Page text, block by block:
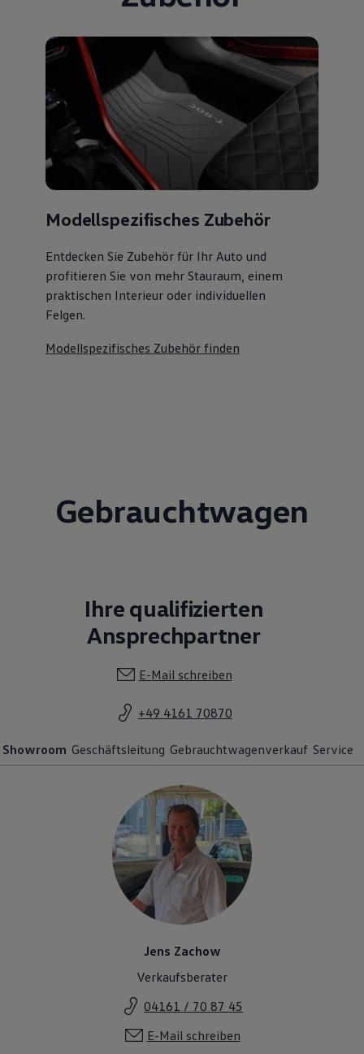
Modellspezifisches Zubehör
Entdecken Sie Zubehör für Ihr Auto und
profitieren Sie von mehr Stauraum, einem
praktischen Interieur oder individuellen
Felgen.
Modellspezifisches Zubehör finden
Gebrauchtwagen
Ihre qualifizierten
Ansprechpartner
E-Mail schreiben
+49 4161 70870
Showroom Geschäftsleitung Gebrauchtwagenverkauf Service
Jens Zachow
Verkaufsberater
04161 / 70 87 45
E-Mail schreiben